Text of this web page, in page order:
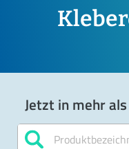
Jetzt in mehr